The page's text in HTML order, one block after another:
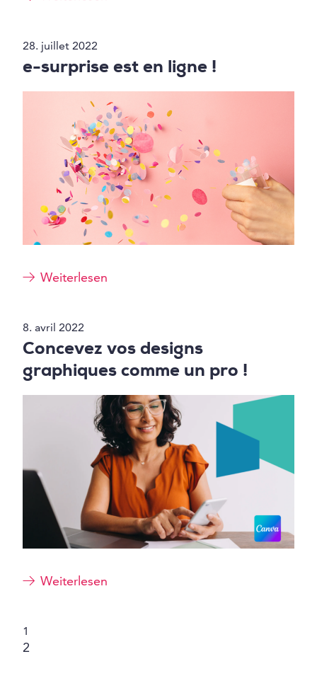
28. juillet 2022
e-surprise est en ligne !
Weiterlesen
8. avril 2022
Concevez vos designs
graphiques comme un pro !
Weiterlesen
1
2